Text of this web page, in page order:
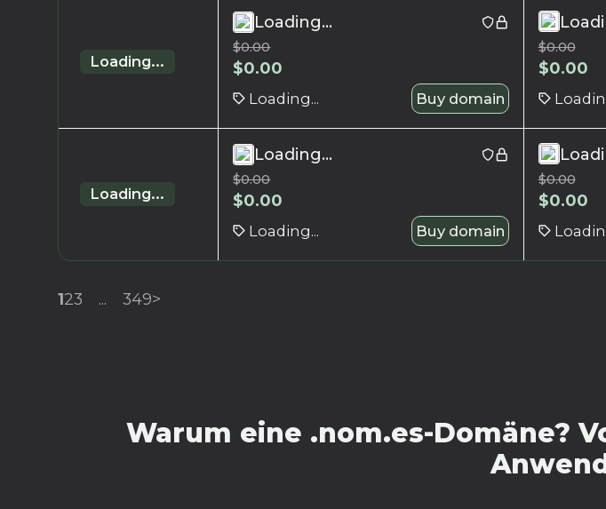
Loading...
Loading...
$0.00
$0.00
Loading... Buy domain
$0.00
$0.00
Loading...
Loading...
$0.00
$0.00
Loading... Buy domain
$0.00
$0.00
123 ... 349>
Warum eine .nom.es-Domäne?